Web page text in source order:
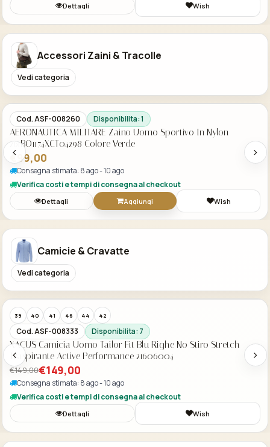
Dettagli Wish
Accessori Zaini & Tracolle
Vedi categoria
Cod. ASF-008259 Disponibilita: 2
AERONAUTICA MILITARE Zaino Uomo Sportivo In Nylon
261BO1174XCT04298 Colore Nero
€99,00
Consegna stimata: 8 ago - 10 ago
Verifica costi e tempi di consegna al checkout
Dettagli Aggiungi Wish
Camicie & Cravatte
Vedi categoria
40 41 44 42 43
Cod. ASF-007647 Disponibilita: 6
PAUL SHARK Camicia Uomo In Cotone Botton Down 99313004R
Colore Blu Denim
€175,00€175,00
Consegna stimata: 8 ago - 10 ago
Verifica costi e tempi di consegna al checkout
Dettagli Wish